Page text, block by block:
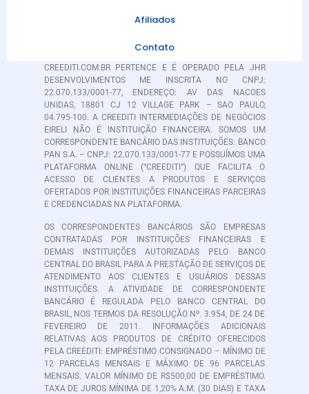
Afiliados
Contato
CREEDITI.COM.BR PERTENCE E É OPERADO PELA JHR
DESENVOLVIMENTOS ME INSCRITA NO CNPJ:
22.070.133/0001-77, ENDEREÇO: AV DAS NACOES
UNIDAS, 18801 CJ 12 VILLAGE PARK – SAO PAULO,
04.795-100. A CREEDITI INTERMEDIAÇÕES DE NEGÓCIOS
EIRELI NÃO É INSTITUIÇÃO FINANCEIRA. SOMOS UM
CORRESPONDENTE BANCÁRIO DAS INSTITUIÇÕES: BANCO
PAN S.A. – CNPJ: 22.070.133/0001-77 E POSSUÍMOS UMA
PLATAFORMA ONLINE (“CREEDITI”) QUE FACILITA O
ACESSO DE CLIENTES A PRODUTOS E SERVIÇOS
OFERTADOS POR INSTITUIÇÕES FINANCEIRAS PARCEIRAS
E CREDENCIADAS NA PLATAFORMA.
OS CORRESPONDENTES BANCÁRIOS SÃO EMPRESAS
CONTRATADAS POR INSTITUIÇÕES FINANCEIRAS E
DEMAIS INSTITUIÇÕES AUTORIZADAS PELO BANCO
CENTRAL DO BRASIL PARA A PRESTAÇÃO DE SERVIÇOS DE
ATENDIMENTO AOS CLIENTES E USUÁRIOS DESSAS
INSTITUIÇÕES. A ATIVIDADE DE CORRESPONDENTE
BANCÁRIO É REGULADA PELO BANCO CENTRAL DO
BRASIL, NOS TERMOS DA RESOLUÇÃO Nº. 3.954, DE 24 DE
FEVEREIRO DE 2011. INFORMAÇÕES ADICIONAIS
RELATIVAS AOS PRODUTOS DE CRÉDITO OFERECIDOS
PELA CREEDITI: EMPRÉSTIMO CONSIGNADO – MÍNIMO DE
12 PARCELAS MENSAIS E MÁXIMO DE 96 PARCELAS
MENSAIS. VALOR MÍNIMO DE R$500,00 DE EMPRÉSTIMO.
TAXA DE JUROS MÍNIMA DE 1,20% A.M. (30 DIAS) E TAXA